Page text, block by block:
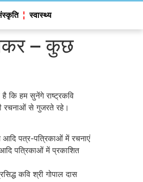
स्वास्थ्य
– कुछ
कि हम सुनेंगे राष्ट्रकवि
रचनाओं से गुजरते रहे।
आदि पत्र-पत्रिकाओं में रचनाएं
पत्रिकाओं में प्रकाशित
कवि श्री गोपाल दास